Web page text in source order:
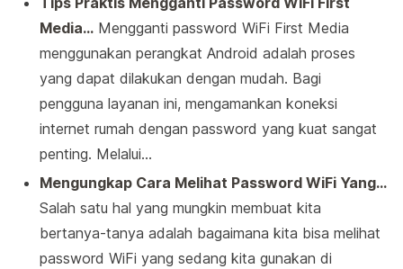
Media… Mengganti password WiFi First Media
menggunakan perangkat Android adalah proses
yang dapat dilakukan dengan mudah. Bagi
pengguna layanan ini, mengamankan koneksi
internet rumah dengan password yang kuat sangat
penting. Melalui…
Mengungkap Cara Melihat Password WiFi Yang…
Salah satu hal yang mungkin membuat kita
bertanya-tanya adalah bagaimana kita bisa melihat
password WiFi yang sedang kita gunakan di